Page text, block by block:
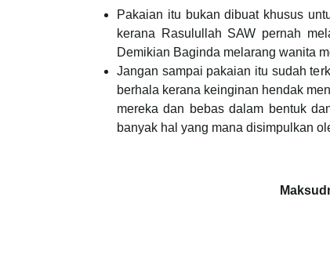
Pakaian itu bukan dibuat khusus
kerana Rasulullah SAW pernah
Demikian Baginda melarang wanita
Jangan sampai pakaian itu sudah
berhala kerana keinginan hendak
mereka dan bebas dalam bentuk
banyak hal yang mana disimpulkan